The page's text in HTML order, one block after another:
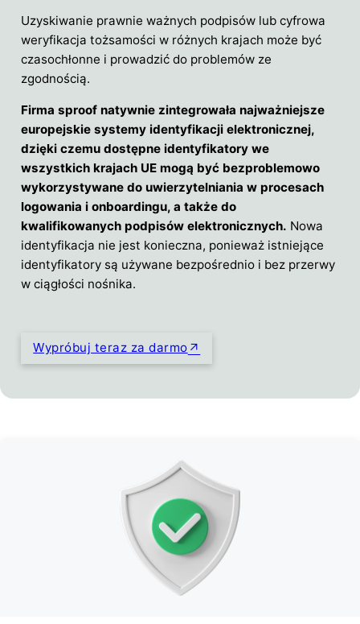
Uzyskiwanie prawnie ważnych podpisów lub cyfrowa
weryfikacja tożsamości w różnych krajach może być
czasochłonne i prowadzić do problemów ze
zgodnością.
Firma sproof natywnie zintegrowała najważniejsze
europejskie systemy identyfikacji elektronicznej,
dzięki czemu dostępne identyfikatory we
wszystkich krajach UE mogą być bezproblemowo
wykorzystywane do uwierzytelniania w procesach
logowania i onboardingu, a także do
kwalifikowanych podpisów elektronicznych. Nowa
identyfikacja nie jest konieczna, ponieważ istniejące
identyfikatory są używane bezpośrednio i bez przerwy
w ciągłości nośnika.
Wypróbuj teraz za darmo